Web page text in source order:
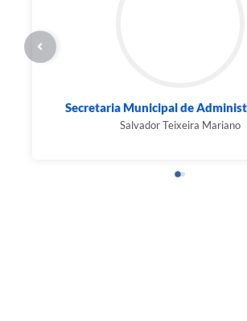
Secretaria Municipal de
Eliene Aparecida Teixeira da